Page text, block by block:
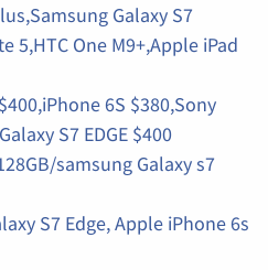
Galaxy S7
5,HTC One M9+,Apple iPad
6S $380,Sony
S7 EDGE $400
samsung Galaxy s7
S7 Edge, Apple iPhone 6s